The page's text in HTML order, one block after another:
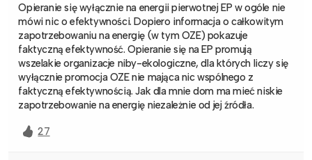
Opieranie się wyłącznie na energii pierwotnej EP w ogóle nie
mówi nic o efektywności. Dopiero informacja o całkowitym
zapotrzebowaniu na energię (w tym OZE) pokazuje
faktyczną efektywność. Opieranie się na EP promują
wszelakie organizacje niby-ekologiczne, dla których liczy się
wyłącznie promocja OZE nie mająca nic wspólnego z
faktyczną efektywnością. Jak dla mnie dom ma mieć niskie
zapotrzebowanie na energię niezależnie od jej źródła.
27